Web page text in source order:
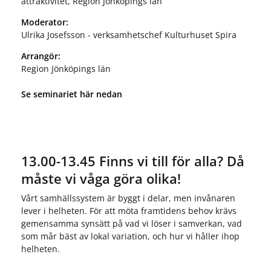
Moderator:
Ulrika Josefsson - verksamhetschef Kulturhuset Spira
Arrangör:
Region Jönköpings län
Se seminariet här nedan
13.00-13.45 Finns vi till för alla? Då
måste vi våga göra olika!
Vårt samhällssystem är byggt i delar, men invånaren
lever i helheten. För att möta framtidens behov krävs
gemensamma synsätt på vad vi löser i samverkan, vad
som mår bäst av lokal variation, och hur vi håller ihop
helheten.